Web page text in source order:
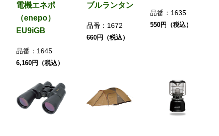
電機エネポ
（enepo）
EU9iGB
品番： 1645
6,160円（税込）
ブルランタン
品番： 1672
660円（税込）
品番： 1635
550円（税込）